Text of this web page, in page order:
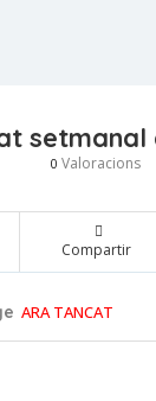
setmanal
0 Valoracions
Compartir
ARA TANCAT